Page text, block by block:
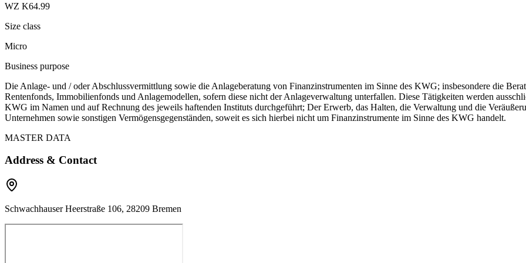
WZ K64.99
Size class
Micro
Business purpose
Die Anlage- und / oder Abschlussvermittlung sowie die Anlageberatung von Finanzinstrumenten im Sinne des KWG; insbesondere die
Rentenfonds, Immobilienfonds und Anlagemodellen, sofern diese nicht der Anlageverwaltung unterfallen. Diese Tätigkeiten werden
KWG im Namen und auf Rechnung des jeweils haftenden Instituts durchgeführt; Der Erwerb, das Halten, die Verwaltung und die
Unternehmen sowie sonstigen Vermögensgegenständen, soweit es sich hierbei nicht um Finanzinstrumente im Sinne des KWG handelt.
MASTER DATA
Address & Contact
Schwachhauser Heerstraße 106, 28209 Bremen